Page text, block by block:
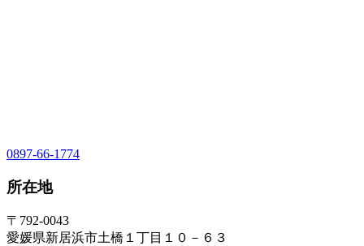
0897-66-1774
所在地
〒792-0043
愛媛県新居浜市土橋１丁目１０－６３